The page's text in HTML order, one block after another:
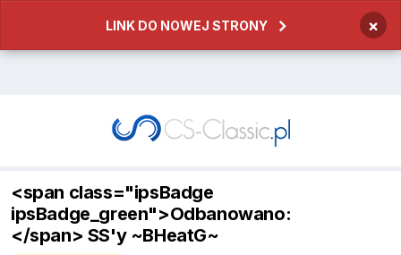
LINK DO NOWEJ STRONY ×
<span class="ipsBadge
ipsBadge_green">Odbanowano:
</span> SS'y ~BHeatG~